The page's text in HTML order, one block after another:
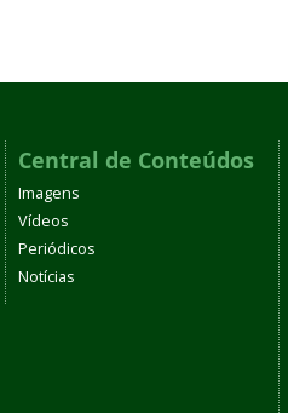
Central de Conteúdos
Imagens
Vídeos
Periódicos
Notícias